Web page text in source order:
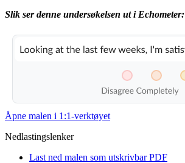
Slik ser denne undersøkelsen ut i Echometer:
Åpne malen i 1:1-verktøyet
Nedlastingslenker
Last ned malen som utskrivbar PDF